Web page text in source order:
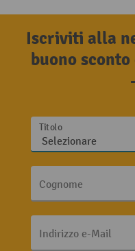
Iscriviti alla
buono
Titolo
Cognome
Indirizzo e-Mail